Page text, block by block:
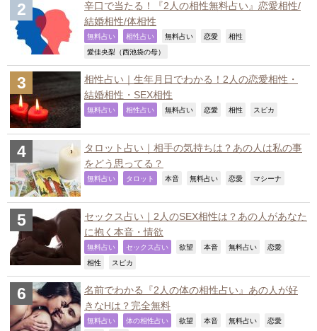
辛口で当たる！『2人の相性無料占い』恋愛相性/
結婚相性/体相性
無料占い 相性占い 無料占い 恋愛 相性
愛佳央梨（西池袋の母）
相性占い｜生年月日でわかる！2人の恋愛相性・
結婚相性・SEX相性
無料占い 相性占い 無料占い 恋愛 相性 スピカ
タロット占い｜相手の気持ちは？あの人は私の事
をどう思ってる？
無料占い タロット 本音 無料占い 恋愛 マシーナ
セックス占い｜2人のSEX相性は？あの人があなた
に抱く本音・情欲
無料占い セックス占い 欲望 本音 無料占い 恋愛
相性 スピカ
名前でわかる『2人の体の相性占い』あの人が好
きなHは？完全無料
無料占い 体の相性占い 欲望 本音 無料占い 恋愛